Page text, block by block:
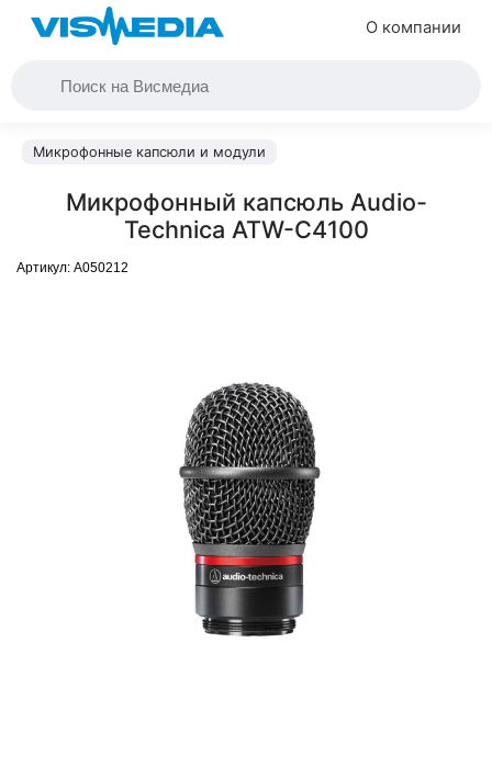
О компании
Микрофонные капсюли и модули
Микрофонный капсюль Audio-
Technica ATW-C4100
Артикул: A050212